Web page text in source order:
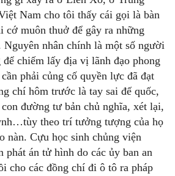
Nam cho tôi thấy cái gọi là bàn
cớ muôn thuở để gây ra những
Nguyên nhân chính là một số người
chiếm lấy địa vị lãnh đạo phong
phải củng cố quyền lực đã đạt
chí hôm trước là tay sai đế quốc,
đường tư bản chủ nghĩa, xét lại,
theo trí tưởng tượng của họ
nàn. Cựu học sinh chủng viện
phát án tử hình do các ủy ban an
cho các đồng chí đi ô tô ra pháp